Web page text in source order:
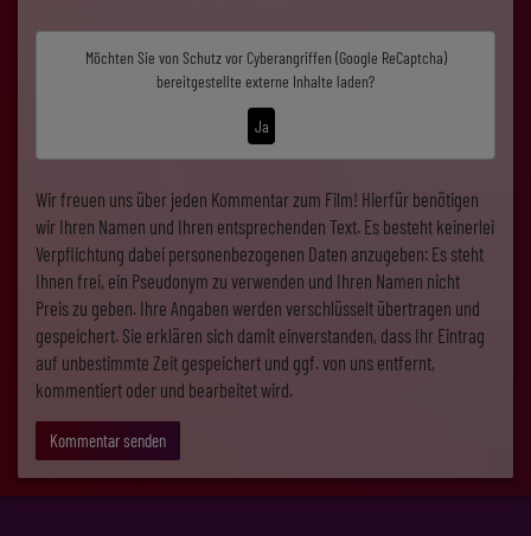
Möchten Sie von Schutz vor Cyberangriffen (Google ReCaptcha)
bereitgestellte externe Inhalte laden?
Ja
Wir freuen uns über jeden Kommentar zum Film! Hierfür benötigen
wir Ihren Namen und Ihren entsprechenden Text. Es besteht keinerlei
Verpflichtung dabei personenbezogenen Daten anzugeben: Es steht
Ihnen frei, ein Pseudonym zu verwenden und Ihren Namen nicht
Preis zu geben. Ihre Angaben werden verschlüsselt übertragen und
gespeichert. Sie erklären sich damit einverstanden, dass Ihr Eintrag
auf unbestimmte Zeit gespeichert und ggf. von uns entfernt,
kommentiert oder und bearbeitet wird.
Kommentar senden